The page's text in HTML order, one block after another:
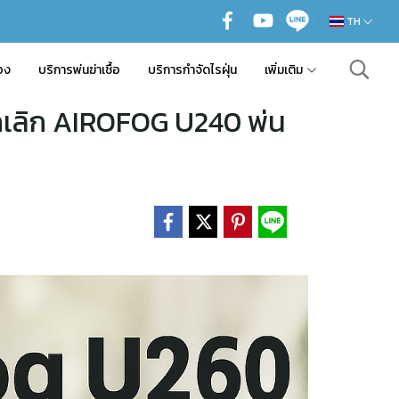
TH
ง บริการพ่นฆ่าเชื้อ บริการกำจัดไรฝุ่น เพิ่มเติม
ก AIROFOG U240 พ่น